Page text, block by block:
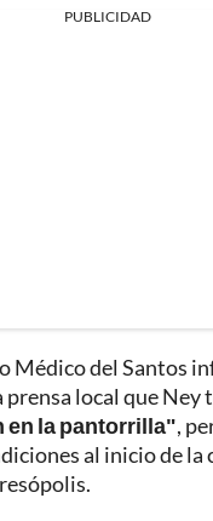
PUBLICIDAD
Médico del Santos
prensa local que Ney
en la pantorrilla",
al inicio de la